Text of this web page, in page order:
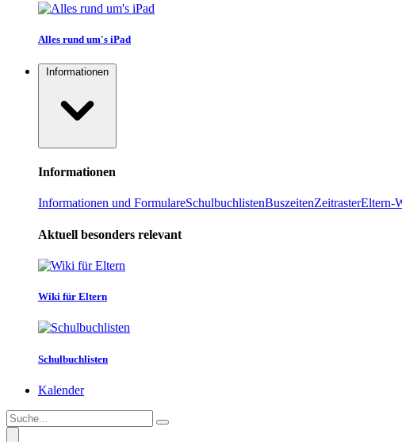
Alles rund um's iPad
Informationen
Informationen
Informationen und FormulareSchulbuchlistenBuszeitenZeitrasterEltern-
Aktuell besonders relevant
Wiki für Eltern
Schulbuchlisten
Kalender